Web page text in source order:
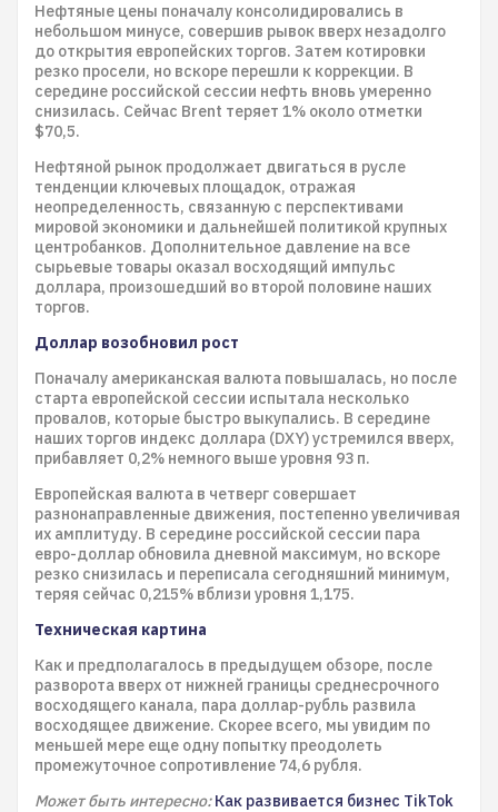
Нефтяные цены поначалу консолидировались в
небольшом минусе, совершив рывок вверх незадолго
до открытия европейских торгов. Затем котировки
резко просели, но вскоре перешли к коррекции. В
середине российской сессии нефть вновь умеренно
снизилась. Сейчас Brent теряет 1% около отметки
$70,5.
Нефтяной рынок продолжает двигаться в русле
тенденции ключевых площадок, отражая
неопределенность, связанную с перспективами
мировой экономики и дальнейшей политикой крупных
центробанков. Дополнительное давление на все
сырьевые товары оказал восходящий импульс
доллара, произошедший во второй половине наших
торгов.
Доллар возобновил рост
Поначалу американская валюта повышалась, но после
старта европейской сессии испытала несколько
провалов, которые быстро выкупались. В середине
наших торгов индекс доллара (DXY) устремился вверх,
прибавляет 0,2% немного выше уровня 93 п.
Европейская валюта в четверг совершает
разнонаправленные движения, постепенно увеличивая
их амплитуду. В середине российской сессии пара
евро-доллар обновила дневной максимум, но вскоре
резко снизилась и переписала сегодняшний минимум,
теряя сейчас 0,215% вблизи уровня 1,175.
Техническая картина
Как и предполагалось в предыдущем обзоре, после
разворота вверх от нижней границы среднесрочного
восходящего канала, пара доллар-рубль развила
восходящее движение. Скорее всего, мы увидим по
меньшей мере еще одну попытку преодолеть
промежуточное сопротивление 74,6 рубля.
Может быть интересно:Как развивается бизнес TikTok